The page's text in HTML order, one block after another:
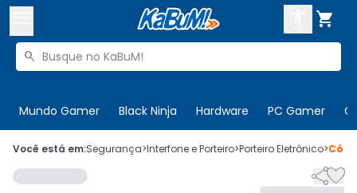

Buscar produtos

Mundo Gamer Black Ninja Hardware PC Gamer
 Olá. Acesse sua conta
 Departamentos
Você está em:Segurança>Interfone e Porteiro>Porteiro Eletrônico>
